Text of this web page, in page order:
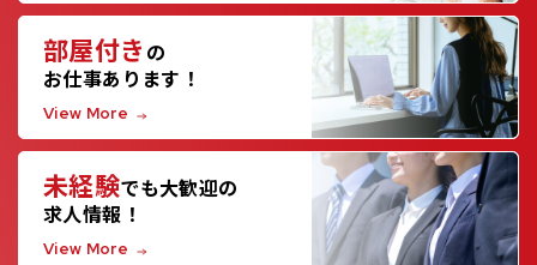
部屋付き の
お仕事あります！
View More
未経験でも大歓迎の
求人情報！
View More